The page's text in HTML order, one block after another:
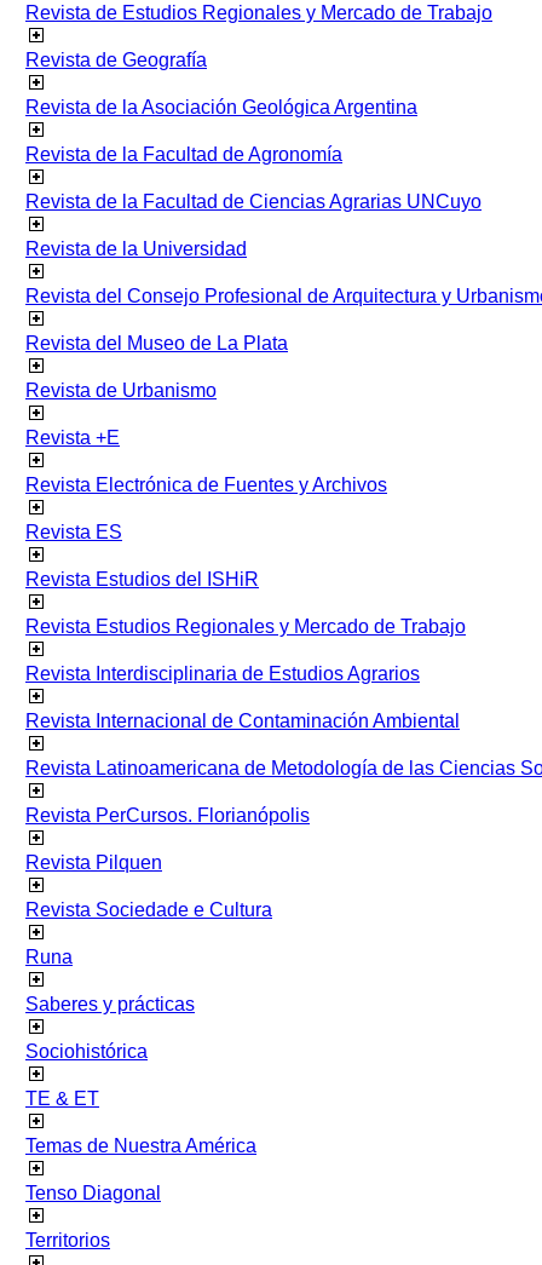
Revista de Estudios Regionales y Mercado de Trabajo
Revista de Geografía
Revista de la Asociación Geológica Argentina
Revista de la Facultad de Agronomía
Revista de la Facultad de Ciencias Agrarias UNCuyo
Revista de la Universidad
Revista del Consejo Profesional de Arquitectura y
Revista del Museo de La Plata
Revista de Urbanismo
Revista +E
Revista Electrónica de Fuentes y Archivos
Revista ES
Revista Estudios del ISHiR
Revista Estudios Regionales y Mercado de Trabajo
Revista Interdisciplinaria de Estudios Agrarios
Revista Internacional de Contaminación Ambiental
Revista Latinoamericana de Metodología de las Ciencias
Revista PerCursos. Florianópolis
Revista Pilquen
Revista Sociedade e Cultura
Runa
Saberes y prácticas
Sociohistórica
TE & ET
Temas de Nuestra América
Tenso Diagonal
Territorios